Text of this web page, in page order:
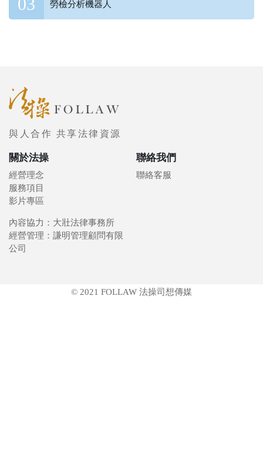
勞檢分析機器人
與人合作 共享法律資源
關於法操
經營理念
服務項目
影片專區
聯絡我們
聯絡客服
內容協力：大壯法律事務所
經營管理：謙明管理顧問有限
公司
© 2021 FOLLAW 法操司想傳媒